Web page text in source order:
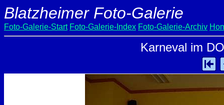
Blatzheimer Foto-Galerie
Foto-Galerie-Start Foto-Galerie-Index Foto-Galerie-Archiv
Karneval im